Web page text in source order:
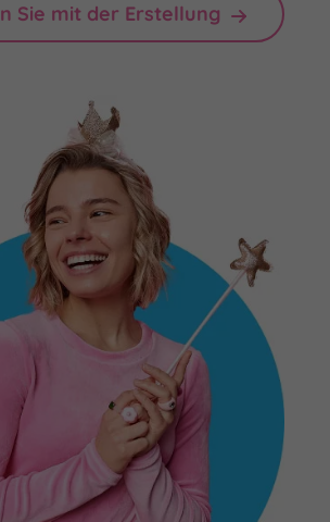
Sie mit der Erstellung